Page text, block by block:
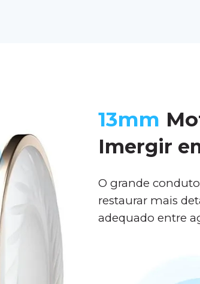
13mm
Imergir
O grande
restaurar mais
adequado entre